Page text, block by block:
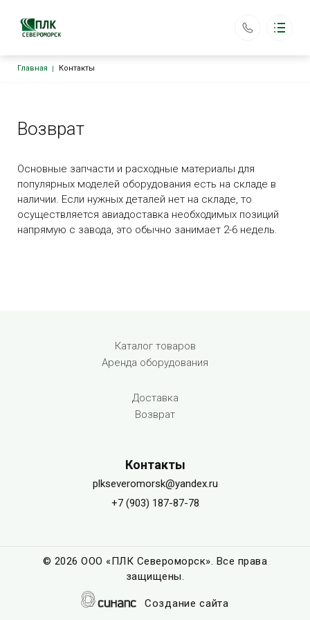
plkseveromorsk@yandex.ru
+7 (903) 187-87-78
Обратный вызов
Строка навигации
Главная Контакты
Возврат
Основные запчасти и расходные материалы для
популярных моделей оборудования есть на складе в
наличии. Если нужных деталей нет на складе, то
осуществляется авиадоставка необходимых позиций
напрямую с завода, это обычно занимает 2-6 недель.
Menu footerКаталог товаров
Аренда оборудования
Доставка
Возврат
Контакты
plkseveromorsk@yandex.ru
+7 (903) 187-87-78
© 2026 ООО «ПЛК Североморск». Все права
защищены.
Создание сайта